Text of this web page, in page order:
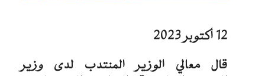
12 أكتوبر 2023
قال معالي الوزير المنتدب لدى وزير